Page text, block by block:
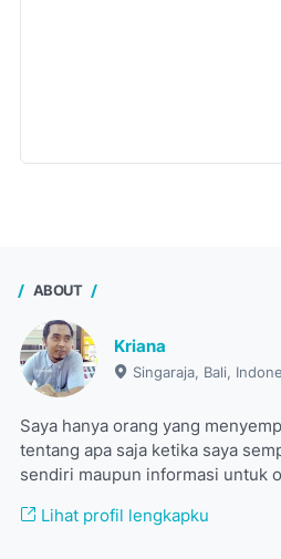
ABOUT
Kriana
Singaraja, Bali,
Saya hanya orang yang
tentang apa saja ketika saya
sendiri maupun informasi untuk
Lihat profil lengkapku